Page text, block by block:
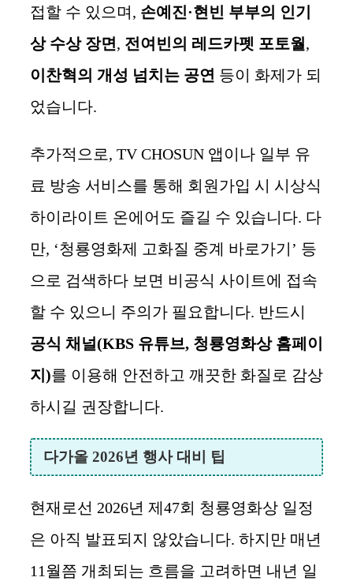
접할 수 있으며, 손예진·현빈 부부의 인기
상 수상 장면 , 전여빈의 레드카펫 포토월,
이찬혁의 개성 넘치는 공연 등이 화제가 되
었습니다.
추가적으로, TV CHOSUN 앱이나 일부 유
료 방송 서비스를 통해 회원가입 시 시상식
하이라이트 온에어도 즐길 수 있습니다. 다
만, ‘청룡영화제 고화질 중계 바로가기’ 등
으로 검색하다 보면 비공식 사이트에 접속
할 수 있으니 주의가 필요합니다. 반드시
공식 채널(KBS 유튜브, 청룡영화상 홈페이
지)를 이용해 안전하고 깨끗한 화질로 감상
하시길 권장합니다.
다가올 2026년 행사 대비 팁
현재로선 2026년 제47회 청룡영화상 일정
은 아직 발표되지 않았습니다. 하지만 매년
11월쯤 개최되는 흐름을 고려하면 내년 일